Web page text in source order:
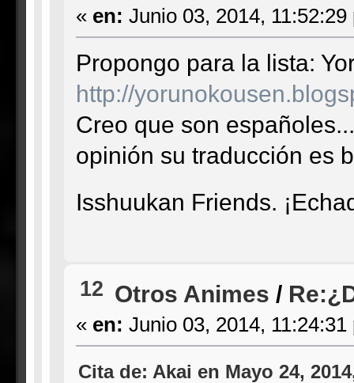
« en: Junio 03, 2014, 11:52:29
Propongo para la lista:
http://
Creo que son
opinión su traducción es
Isshuukan Friends.
12 Otros Animes /
« en: Junio 03, 2014, 11:24:31
Cita de: Akai en Mayo 24,